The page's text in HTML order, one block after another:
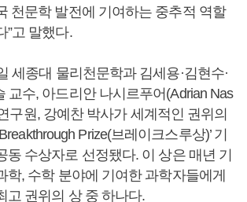
천문학 발전에 기여하는 중추적 역할
”고 말했다.
세종대 물리천문학과 김세용·김현수·
교수, 아드리안 나시르푸어(Adrian Nas
구원, 강예찬 박사가 세계적인 권위의
Prize(브레이크스루상)’ 기
동 수상자로 선정됐다. 이 상은 매년 기
학, 수학 분야에 기여한 과학자들에게
고 권위의 상 중 하나다.